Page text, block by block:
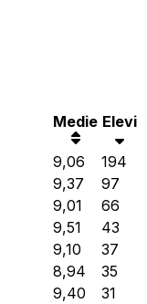
Medie Elevi
9,06
194
9,37
97
9,01
66
9,51
43
9,10
37
8,94
35
9,40
31